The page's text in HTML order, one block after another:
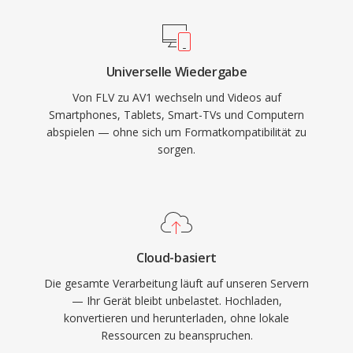
Bereitstellung ersetzt haben, befinden sich FLV-
Dateien nach wie vor in unzähligen Archiven
und Legacy-Systemen.
rapide gewachsen — über mobile Prozessoren,
GPUs und Smart-TVs hinweg — und adressiert
frühe Bedenken hinsichtlich der
Rechenanforderungen bei der Kodierung. AV1
wurde von großen Streaming-Diensten für die
Bereitstellung von 4K- und HDR-Inhalten
Wiedergabe. Der lizenzgebührenfreie Status
macht AV1 besonders bedeutsam für offene
Web-Standards und barrierefreie
Medienverbreitung.
Universelle Wiedergabe
Von FLV zu AV1 wechseln und Videos auf
Smartphones, Tablets, Smart-TVs und Computern
abspielen — ohne sich um Formatkompatibilität zu
sorgen.
Cloud-basiert
Die gesamte Verarbeitung läuft auf unseren Servern
— Ihr Gerät bleibt unbelastet. Hochladen,
konvertieren und herunterladen, ohne lokale
Ressourcen zu beanspruchen.